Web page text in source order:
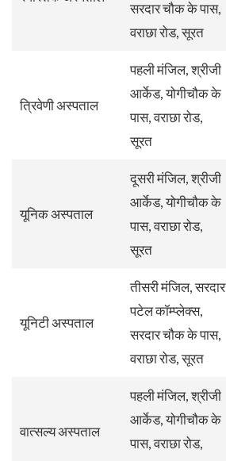
सरदार चौक के पास,
वराछा रोड, सूरत
त्रिवेणी अस्पताल
पहली मंजिल, श्रीजी
आर्केड, योगीचौक के
पास, वराछा रोड,
सूरत
यूनिक अस्पताल
दूसरी मंजिल, श्रीजी
आर्केड, योगीचौक के
पास, वराछा रोड,
सूरत
यूनिटी अस्पताल
तीसरी मंजिल, सरदार
पटेल कॉम्प्लेक्स,
सरदार चौक के पास,
वराछा रोड, सूरत
वात्सल्य अस्पताल
पहली मंजिल, श्रीजी
आर्केड, योगीचौक के
पास, वराछा रोड,